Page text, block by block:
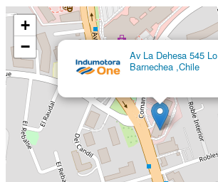
Av La Dehesa 545 Lo
Barnechea ,Chile
+
−